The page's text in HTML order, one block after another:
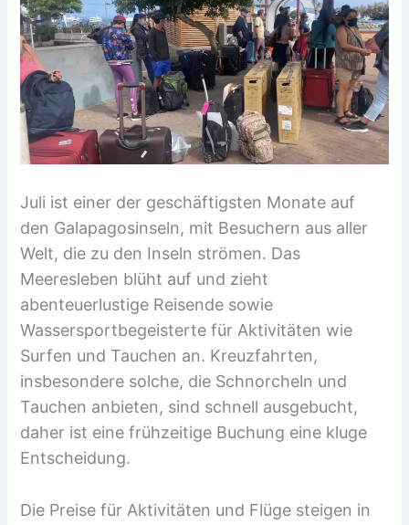
Juli ist einer der geschäftigsten Monate auf
den Galapagosinseln, mit Besuchern aus aller
Welt, die zu den Inseln strömen. Das
Meeresleben blüht auf und zieht
abenteuerlustige Reisende sowie
Wassersportbegeisterte für Aktivitäten wie
Surfen und Tauchen an. Kreuzfahrten,
insbesondere solche, die Schnorcheln und
Tauchen anbieten, sind schnell ausgebucht,
daher ist eine frühzeitige Buchung eine kluge
Entscheidung.
Die Preise für Aktivitäten und Flüge steigen in